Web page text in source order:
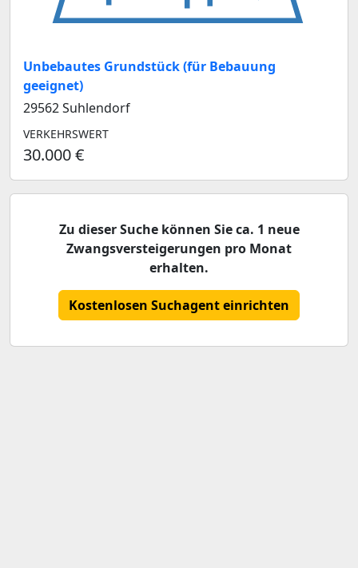
Unbebautes Grundstück (für Bebauung
geeignet)
29562 Suhlendorf
VERKEHRSWERT
30.000 €
Zu dieser Suche können Sie ca. 1 neue
Zwangsversteigerungen pro Monat
erhalten.
Kostenlosen Suchagent einrichten